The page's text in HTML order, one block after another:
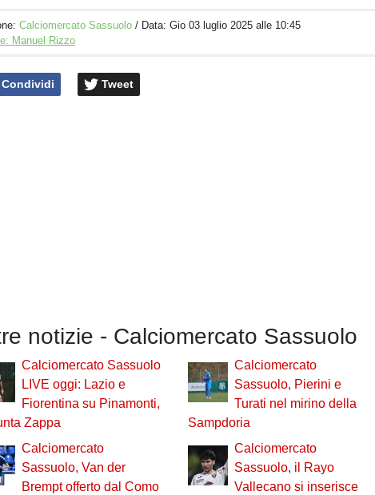
Calciomercato Sassuolo / Data:Gio 03 luglio 2025 alle 10:45
Manuel Rizzo
Condividi Tweet
notizie - Calciomercato Sassuolo
Calciomercato Sassuolo
LIVE oggi: Lazio e
Fiorentina su Pinamonti,
Zappa
Calciomercato
Sassuolo, Pierini e
Turati nel mirino della
Sampdoria
Calciomercato
Sassuolo, Van der
Brempt offerto dal Como
Calciomercato
Sassuolo, il Rayo
Vallecano si inserisce